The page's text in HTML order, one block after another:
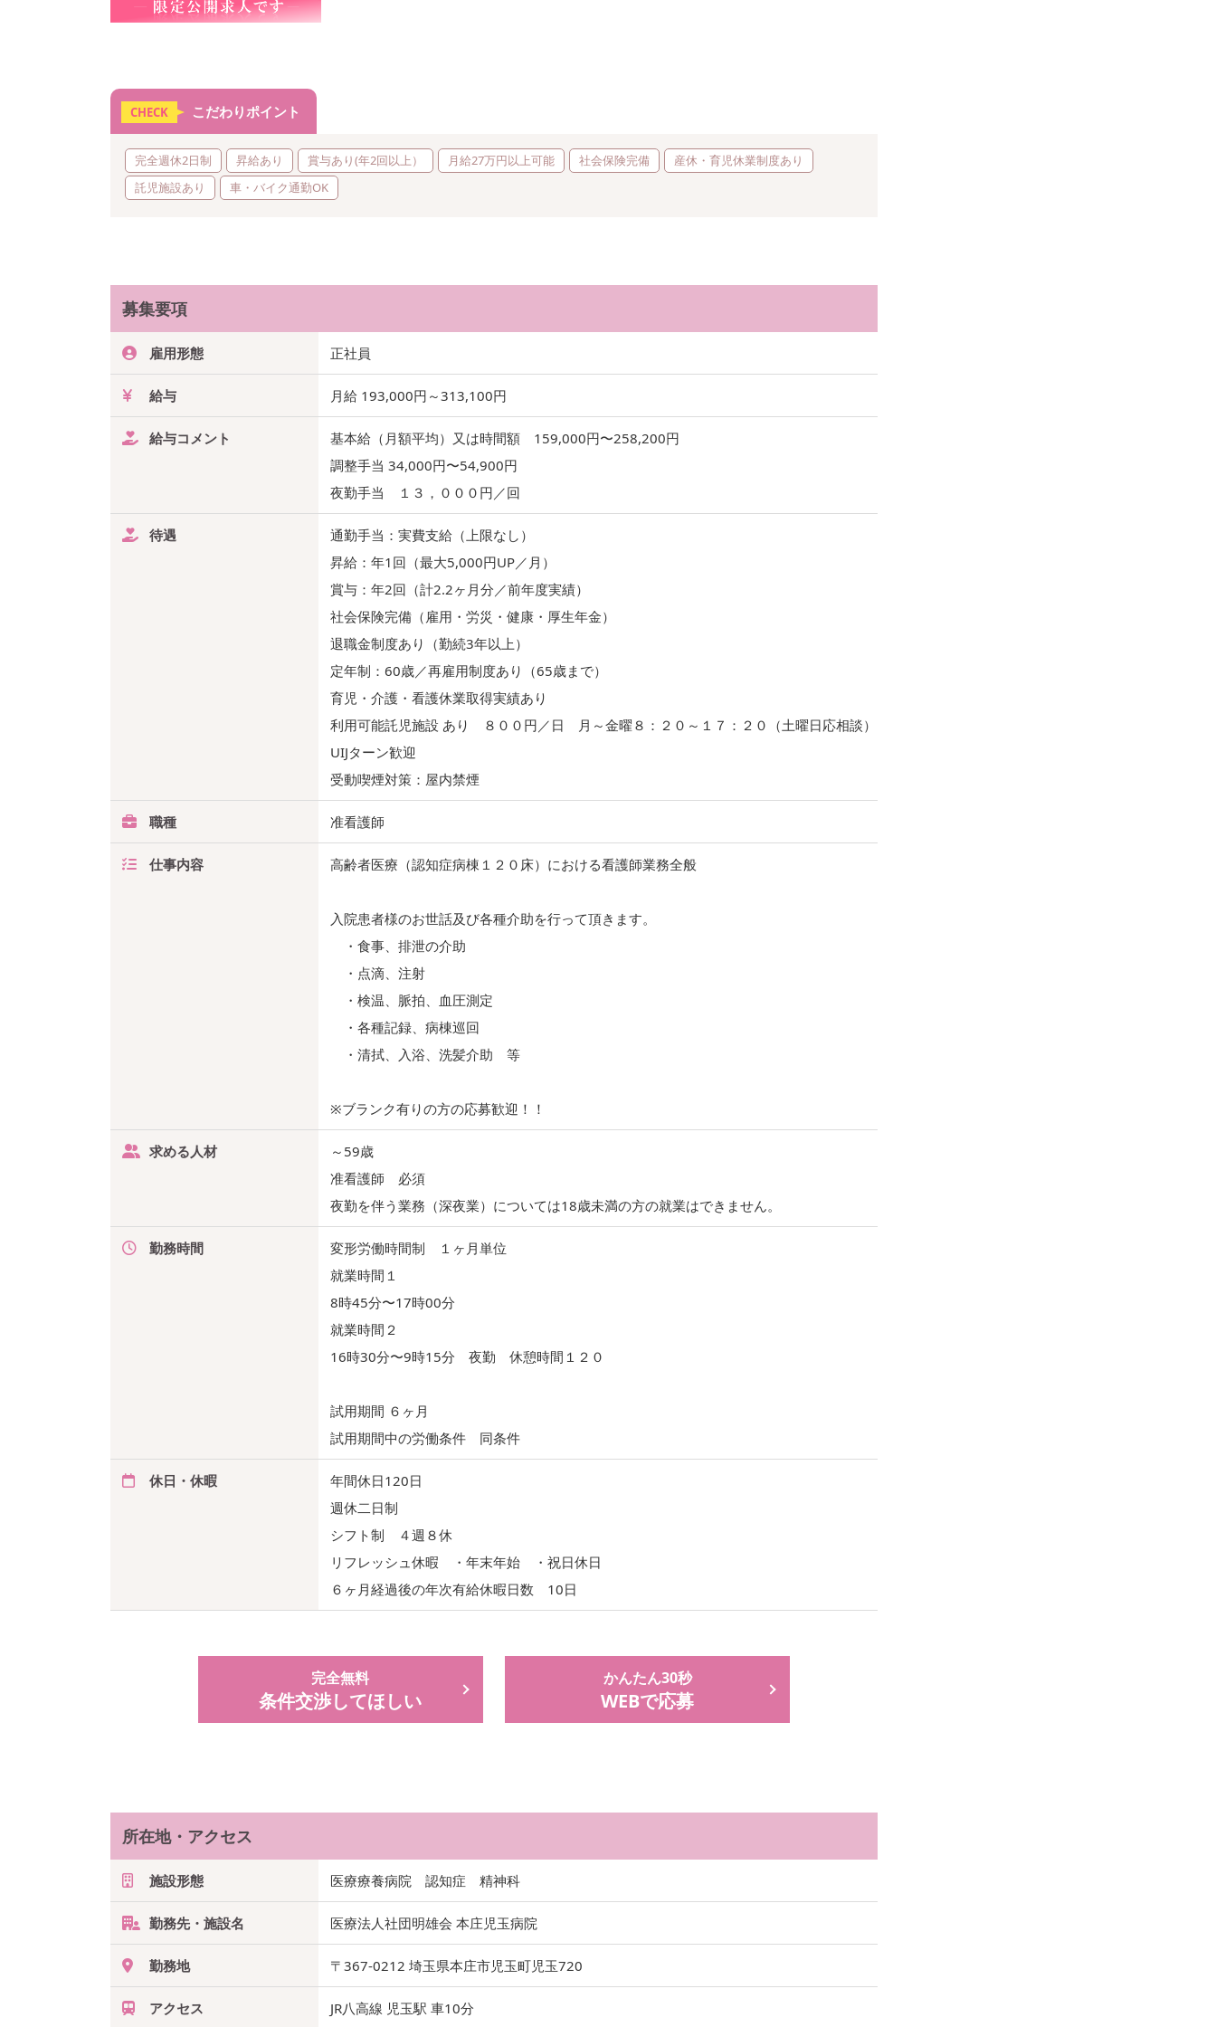
CHECK こだわりポイント
完全週休2日制 昇給あり 賞与あり(年2回以上） 月給27万円以上可能 社会保険完備
産休・育児休業制度あり
託児施設あり
車・バイク通勤OK
募集要項
雇用形態 正社員
給与 月給 193,000円～313,100円
給与コメント
基本給（月額平均）又は時間額 159,000円〜258,200円
調整手当 34,000円〜54,900円
夜勤手当 １３，０００円／回
待遇
通勤手当：実費支給（上限なし）
昇給：年1回（最大5,000円UP／月）
賞与：年2回（計2.2ヶ月分／前年度実績）
社会保険完備（雇用・労災・健康・厚生年金）
退職金制度あり（勤続3年以上）
定年制：60歳／再雇用制度あり（65歳まで）
育児・介護・看護休業取得実績あり
利用可能託児施設 あり ８００円／日 月～金曜８：２０～１７：２０（土曜日応相談）
UIJターン歓迎
受動喫煙対策：屋内禁煙
職種 准看護師
仕事内容 高齢者医療（認知症病棟１２０床）における看護師業務全般
入院患者様のお世話及び各種介助を行って頂きます。
・食事、排泄の介助
・点滴、注射
・検温、脈拍、血圧測定
・各種記録、病棟巡回
・清拭、入浴、洗髪介助 等
※ブランク有りの方の応募歓迎！！
求める人材
～59歳
准看護師 必須
夜勤を伴う業務（深夜業）については18歳未満の方の就業はできません。
勤務時間
変形労働時間制 １ヶ月単位
就業時間１
8時45分〜17時00分
就業時間２
16時30分〜9時15分 夜勤 休憩時間１２０
試用期間 ６ヶ月
試用期間中の労働条件 同条件
休日・休暇
年間休日120日
週休二日制
シフト制 ４週８休
リフレッシュ休暇 ・年末年始 ・祝日休日
６ヶ月経過後の年次有給休暇日数 10日
完全無料
条件交渉してほしい
かんたん30秒
WEBで応募
所在地・アクセス
施設形態 医療療養病院 認知症 精神科
勤務先・施設名 医療法人社団明雄会 本庄児玉病院
勤務地 〒367-0212 埼玉県本庄市児玉町児玉720
アクセス JR八高線 児玉駅 車10分